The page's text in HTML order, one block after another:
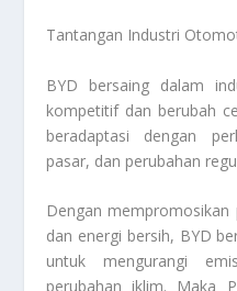
Tantangan Industri
BYD bersaing dalam
kompetitif dan berubah
beradaptasi dengan
pasar, dan perubahan
Dengan mempromosikan
dan energi bersih, BYD
untuk mengurangi
perubahan iklim. Maka